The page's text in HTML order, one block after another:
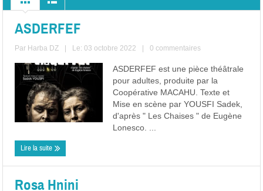
ASDERFEF
Par Harba DZ Le: 03 octobre 2022 0 commentaires
ASDERFEF est une pièce théâtrale
pour adultes, produite par la
Coopérative MACAHU. Texte et
Mise en scène par YOUSFI Sadek,
d'après " Les Chaises " de Eugène
Lonesco. ...
Lire la suite
Rosa Hnini